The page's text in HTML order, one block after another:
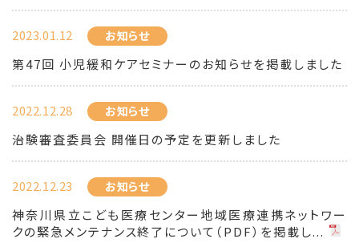
2023.01.12 お知らせ
第47回 小児緩和ケアセミナーのお知らせを掲載しました
2022.12.28 お知らせ
治験審査委員会 開催日の予定を更新しました
2022.12.23 お知らせ
神奈川県立こども医療センター地域医療連携ネットワー
クの緊急メンテナンス終了について（PDF）を掲載し...